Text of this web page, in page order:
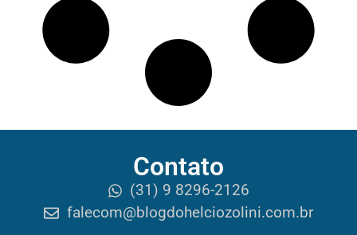
Contato
(31) 9 8296-2126
falecom@blogdohelciozolini.com.br